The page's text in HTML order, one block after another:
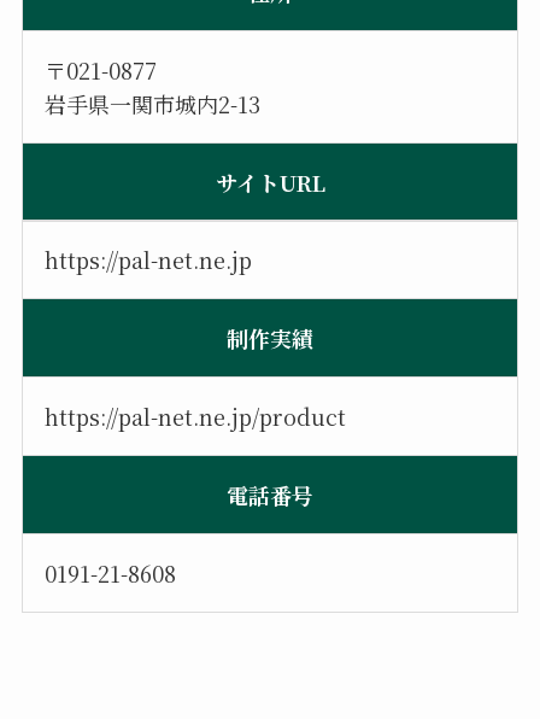
〒021-0877
岩手県一関市城内2-13
サイトURL
https://pal-net.ne.jp
制作実績
https://pal-net.ne.jp/product
電話番号
0191-21-8608